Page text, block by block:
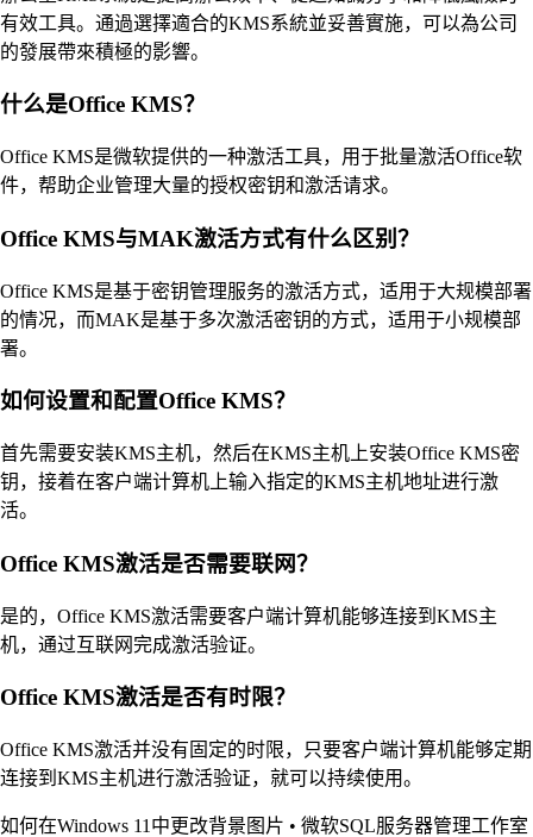
有效工具。通過選擇適合的KMS系統並妥善實施，可以為公司
的發展帶來積極的影響。
什么是Office KMS？
Office KMS是微软提供的一种激活工具，用于批量激活Office软
件，帮助企业管理大量的授权密钥和激活请求。
Office KMS与MAK激活方式有什么区别？
Office KMS是基于密钥管理服务的激活方式，适用于大规模部署
的情况，而MAK是基于多次激活密钥的方式，适用于小规模部
署。
如何设置和配置Office KMS？
首先需要安装KMS主机，然后在KMS主机上安装Office KMS密
钥，接着在客户端计算机上输入指定的KMS主机地址进行激
活。
Office KMS激活是否需要联网？
是的，Office KMS激活需要客户端计算机能够连接到KMS主
机，通过互联网完成激活验证。
Office KMS激活是否有时限？
Office KMS激活并没有固定的时限，只要客户端计算机能够定期
连接到KMS主机进行激活验证，就可以持续使用。
如何在Windows 11中更改背景图片 • 微软SQL服务器管理工作室